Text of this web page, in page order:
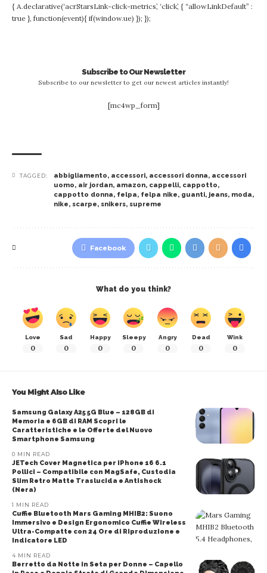
{ A.declarative(‘acrStarsLink-click-metrics’, ‘click’, { “allowLinkDefault” :
true }, function(event){ if(window.ue) }); });
Subscribe to Our Newsletter
Subscribe to our newsletter to get our newest articles instantly!
[mc4wp_form]
TAGGED: abbigliamento, accessori, accessori donna, accessori
uomo, air jordan, amazon, cappelli, cappotto,
cappotto donna, felpa, felpa nike, guanti, jeans, moda,
nike, scarpe, snikers, supreme
Facebook
What do you think?
Love
0
Sad
0
Happy
0
Sleepy
0
Angry
0
Dead
0
Wink
0
You Might Also Like
Samsung Galaxy A25 5G Blue – 128GB di
Memoria e 6GB di RAM Scopri le
Caratteristiche e le Offerte del Nuovo
Smartphone Samsung
0 MIN READ
JETech Cover Magnetica per iPhone 16 6.1
Pollici – Compatibile con MagSafe, Custodia
Slim Retro Matte Traslucida e Antishock
(Nera)
1 MIN READ
Cuffie Bluetooth Mars Gaming MHIB2: Suono
Immersivo e Design Ergonomico Cuffie Wireless
Ultra-Compatte con 24 Ore di Riproduzione e
Indicatore LED
4 MIN READ
Berretto da Notte in Seta per Donne – Capello